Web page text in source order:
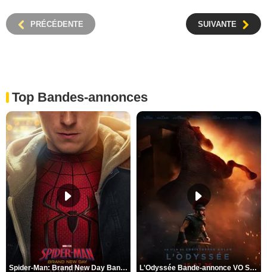
PRÉCÉDENTE SUIVANTE
Top Bandes-annonces
Spider-Man: Brand New Day Bande-annonce VO STFR L'Odyssée Bande-annonce VO STFR